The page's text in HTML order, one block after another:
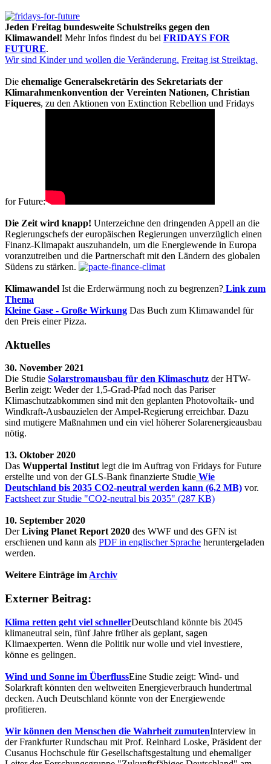
Jeden Freitag bundesweite Schulstreiks gegen den
Klimawandel! Mehr Infos findest du bei FRIDAYS FOR
FUTURE.
Wir sind Kinder und wollen die Veränderung. Freitag ist Streiktag.
Die ehemalige Generalsekretärin des Sekretariats der
Klimarahmenkonvention der Vereinten Nationen, Christian
Fiqueres, zu den Aktionen von Extinction Rebellion und Fridays
for Future:
Die Zeit wird knapp! Unterzeichne den dringenden Appell an die
Regierungschefs der europäischen Regierungen unverzüglich einen
Finanz-Klimapakt auszuhandeln, um die Energiewende in Europa
voranzutreiben und die Partnerschaft mit den Ländern des globalen
Südens zu stärken.
Klimawandel Ist die Erderwärmung noch zu begrenzen? Link zum
Thema
Kleine Gase - Große Wirkung Das Buch zum Klimawandel für
den Preis einer Pizza.
Aktuelles
30. November 2021
Die Studie Solarstromausbau für den Klimaschutz der HTW-
Berlin zeigt: Weder der 1,5-Grad-Pfad noch das Pariser
Klimaschutzabkommen sind mit den geplanten Photovoltaik- und
Windkraft-Ausbauzielen der Ampel-Regierung erreichbar. Dazu
sind mutigere Maßnahmen und ein viel höherer Solarenergieausbau
nötig.
13. Oktober 2020
Das Wuppertal Institutlegt die im Auftrag von Fridays for Future
erstellte und von der GLS-Bank finanzierte Studie Wie
Deutschland bis 2035 CO2-neutral werden kann (6,2 MB) vor.
Factsheet zur Studie "CO2-neutral bis 2035" (287 KB)
10. September 2020
DerLiving Planet Report 2020 des WWF und des GFN ist
erschienen und kann als PDF in englischer Sprache heruntergeladen
werden.
Weitere Einträge imArchiv
Externer Beitrag:
Klima retten geht viel schnellerDeutschland könnte bis 2045
klimaneutral sein, fünf Jahre früher als geplant, sagen
Klimaexperten. Wenn die Politik nur wolle und viel investiere,
könne es gelingen.
Wind und Sonne im ÜberflussEine Studie zeigt: Wind- und
Solarkraft könnten den weltweiten Energieverbrauch hundertmal
decken. Auch Deutschland könnte von der Energiewende
profitieren.
Wir können den Menschen die Wahrheit zumutenInterview in
der Frankfurter Rundschau mit Prof. Reinhard Loske, Präsident der
Cusanus Hochschule für Gesellschaftsgestaltung und ehemaliger